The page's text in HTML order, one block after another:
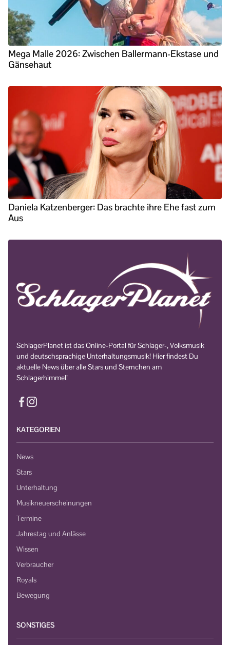
Mega Malle 2026: Zwischen Ballermann-Ekstase und
Gänsehaut
Daniela Katzenberger: Das brachte ihre Ehe fast zum
Aus
SchlagerPlanet ist das Online-Portal für Schlager-, Volksmusik
und deutschsprachige Unterhaltungsmusik! Hier findest Du
aktuelle News über alle Stars und Sternchen am
Schlagerhimmel!
KATEGORIEN
News
Stars
Unterhaltung
Musikneuerscheinungen
Termine
Jahrestag und Anlässe
Wissen
Verbraucher
Royals
Bewegung
SONSTIGES